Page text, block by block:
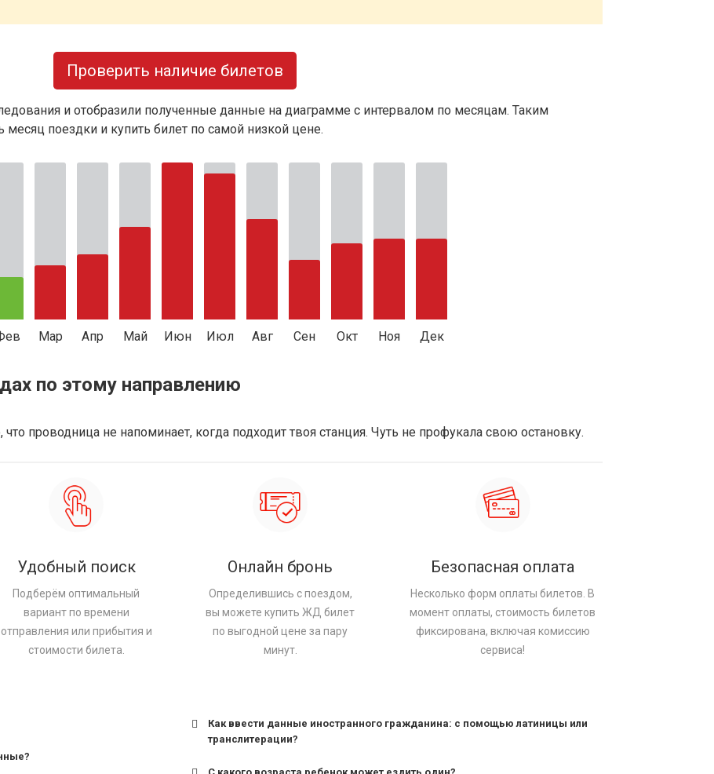
Проверить наличие билетов
и отобразили полученные данные на диаграмме с интервалом по месяцам. Таким
поездки и купить билет по самой низкой цене.
Мар Апр Май Июн Июл Авг Сен Окт Ноя Дек
по этому направлению
проводница не напоминает, когда подходит твоя станция. Чуть не профукала свою остановку.
Удобный поиск
Подберём оптимальный
вариант по времени
отправления или прибытия и
стоимости билета.
Онлайн бронь
Определившись с поездом,
вы можете купить ЖД билет
по выгодной цене за пару
минут.
Безопасная оплата
Несколько форм оплаты билетов. В
момент оплаты, стоимость билетов
фиксирована, включая комиссию
сервиса!
Как ввести данные иностранного гражданина: с помощью латиницы или
транслитерации?